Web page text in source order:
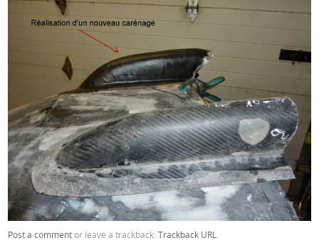
Post a commentor leave a trackback:Trackback URL